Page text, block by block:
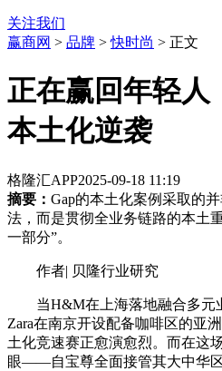
关注我们
赢商网 > 品牌 >快时尚 > 正文
正在赢回年轻人
本土化逆袭
格隆汇APP2025-09-18 11:19
摘要： Gap的本土化案例采取的
法，而是贯彻全业务链路的本土
一部分”。
作者| 贝隆行业研究
当H&M在上海落地融合多元
Zara在南京开设配备咖啡区的亚
土化竞速赛正愈演愈烈。而在这
眼——自宝尊全面接管其大中华